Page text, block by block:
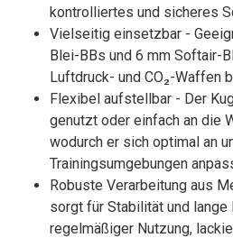
kontrolliertes und sicheres
Vielseitig einsetzbar -
Blei-BBs und 6 mm Softair-
Luftdruck- und CO₂-Waffen
Flexibel aufstellbar - Der
genutzt oder einfach an die
wodurch er sich optimal an
Trainingsumgebungen
Robuste Verarbeitung aus
sorgt für Stabilität und lange
regelmäßiger Nutzung,